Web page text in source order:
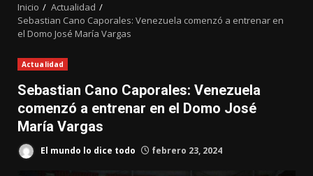
Inicio
Actualidad
Sebastian Cano Caporales: Venezuela comenzó a entrenar en
el Domo José María Vargas
Actualidad
Sebastian Cano Caporales: Venezuela
comenzó a entrenar en el Domo José
María Vargas
El mundo lo dice todo febrero 23, 2024